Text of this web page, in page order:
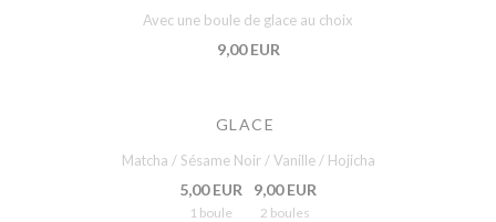
Avec une boule de glace au choix
9,00 EUR
GLACE
Matcha / Sésame Noir / Vanille / Hojicha
5,00 EUR
1 boule
9,00 EUR
2 boules